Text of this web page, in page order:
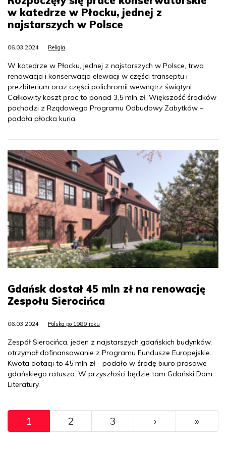
w katedrze w Płocku, jednej z
najstarszych w Polsce
06.03.2024 Religia
W katedrze w Płocku, jednej z najstarszych w Polsce, trwa
renowacja i konserwacja elewacji w części transeptu i
prezbiterium oraz części polichromii wewnątrz świątyni.
Całkowity koszt prac to ponad 3,5 mln zł. Większość środków
pochodzi z Rządowego Programu Odbudowy Zabytków –
podała płocka kuria.
Gdańsk dostał 45 mln zł na renowację
Zespołu Sierocińca
06.03.2024 Polska po 1989 roku
Zespół Sierocińca, jeden z najstarszych gdańskich budynków,
otrzymał dofinansowanie z Programu Fundusze Europejskie.
Kwota dotacji to 45 mln zł - podało w środę biuro prasowe
gdańskiego ratusza. W przyszłości będzie tam Gdański Dom
Literatury.
Pagination
1 2 3 ››› »